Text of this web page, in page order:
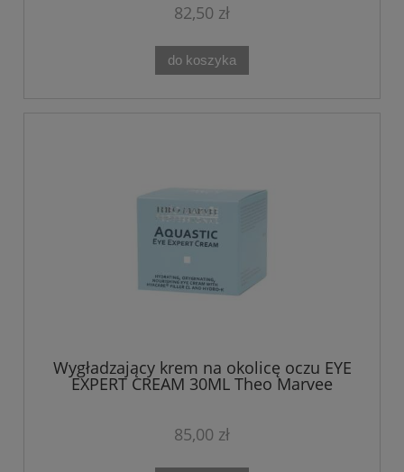
82,50 zł
do koszyka
Wygładzający krem na okolicę oczu EYE
EXPERT CREAM 30ML Theo Marvee
85,00 zł